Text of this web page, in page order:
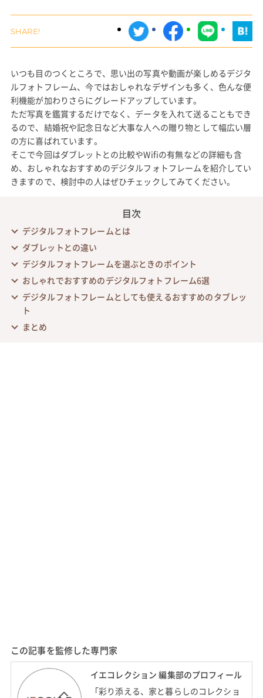
いつも目のつくところで、思い出の写真や動画が楽しめるデジタ
ルフォトフレーム、今ではおしゃれなデザインも多く、色んな便
利機能が加わりさらにグレードアップしています。
ただ写真を鑑賞するだけでなく、データを入れて送ることもでき
るので、結婚祝や記念日など大事な人への贈り物として幅広い層
の方に喜ばれています。
そこで今回はダブレットとの比較やWifiの有無などの詳細も含
め、おしゃれなおすすめのデジタルフォトフレームを紹介してい
きますので、検討中の人はぜひチェックしてみてください。
目次
デジタルフォトフレームとは
ダブレットとの違い
デジタルフォトフレームを選ぶときのポイント
おしゃれでおすすめのデジタルフォトフレーム6選
デジタルフォトフレームとしても使えるおすすめのタブレッ
ト
まとめ
この記事を監修した専門家
イエコレクション 編集部のプロフィール
「彩り添える、家と暮らしのコレクショ